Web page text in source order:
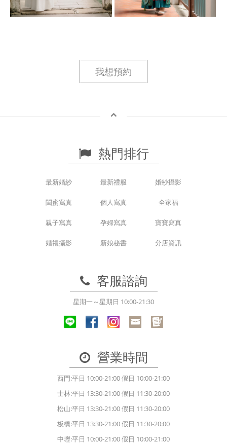
我想預約
熱門排行
最新婚紗 最新禮服 婚紗攝影
閨蜜寫真 個人寫真 全家福
親子寫真 孕婦寫真 寶寶寫真
婚禮攝影 新娘秘書 分店資訊
客服諮詢
星期一～星期日 10:00-21:30
營業時間
西門:平日 10:00-21:00 假日 10:00-21:00
士林:平日 13:30-21:00 假日 11:30-20:00
松山:平日 13:30-21:00 假日 11:30-20:00
板橋:平日 13:30-21:00 假日 11:30-20:00
中壢:平日 10:00-21:00 假日 10:00-21:00